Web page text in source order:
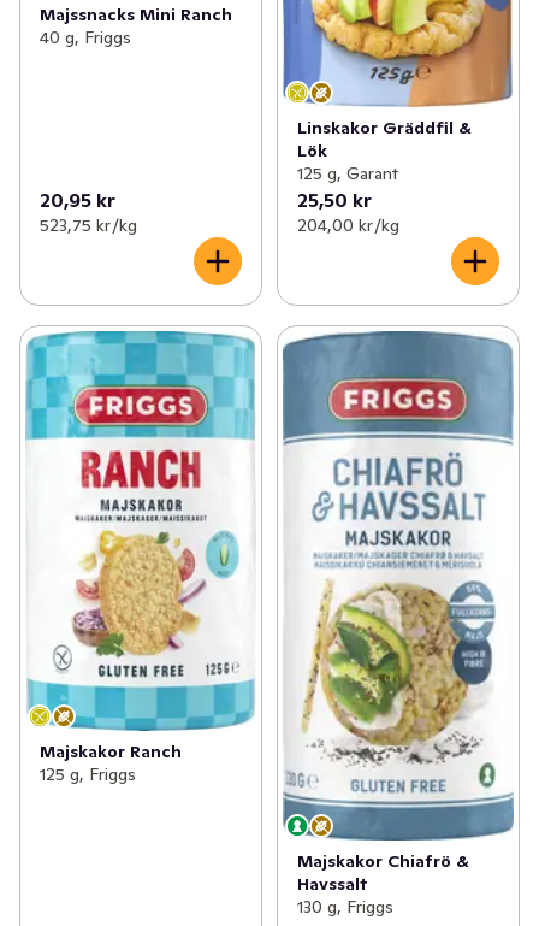
Majssnacks Mini Ranch
40 g, Friggs
20,95 kr
523,75 kr /kg
Linskakor Gräddfil &
Lök
125 g, Garant
25,50 kr
204,00 kr /kg
Majskakor Ranch
125 g, Friggs
Majskakor Chiafrö &
Havssalt
130 g, Friggs